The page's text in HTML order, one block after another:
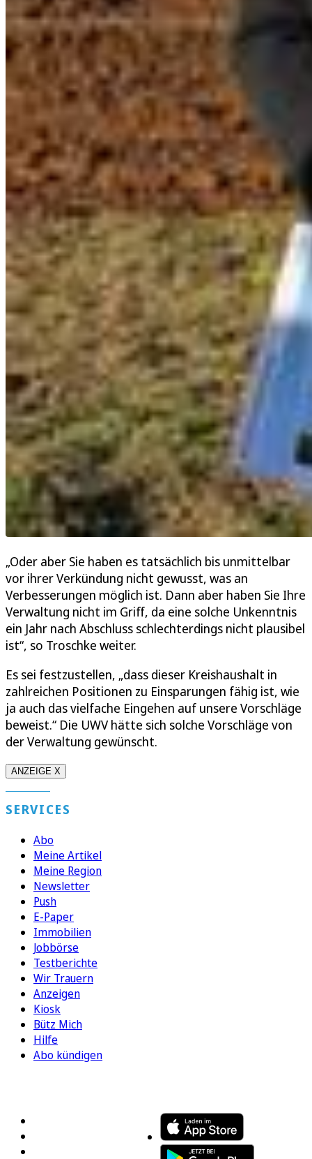
„Oder aber Sie haben es tatsächlich bis unmittelbar
vor ihrer Verkündung nicht gewusst, was an
Verbesserungen möglich ist. Dann aber haben Sie Ihre
Verwaltung nicht im Griff, da eine solche Unkenntnis
ein Jahr nach Abschluss schlechterdings nicht plausibel
ist“, so Troschke weiter.
Es sei festzustellen, „dass dieser Kreishaushalt in
zahlreichen Positionen zu Einsparungen fähig ist, wie
ja auch das vielfache Eingehen auf unsere Vorschläge
beweist.“ Die UWV hätte sich solche Vorschläge von
der Verwaltung gewünscht.
ANZEIGE X
SERVICES
Abo
Meine Artikel
Meine Region
Newsletter
Push
E-Paper
Immobilien
Jobbörse
Testberichte
Wir Trauern
Anzeigen
Kiosk
Bütz Mich
Hilfe
Abo kündigen